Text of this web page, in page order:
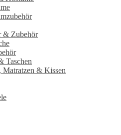
& Zubehör
Taschen
Matratzen & Kissen